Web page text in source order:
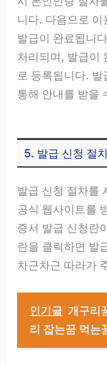
니다. 다음으로 이
발급이 완료됩니
처리되며, 발급이
로 등록됩니다.
통해 안내를 받을
5. 발급 신청 절
발급 신청 절차를
공식 웹사이트를
증서 발급 신청란
란을 클릭하면 발
차근차근 따라가
인기글 개구리
리 잡는꿈 먹는